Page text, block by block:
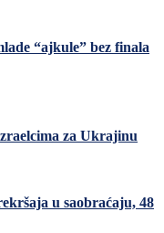
“ajkule” bez finala
za Ukrajinu
u saobraćaju, 48